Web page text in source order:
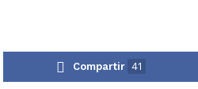
Compartir 41